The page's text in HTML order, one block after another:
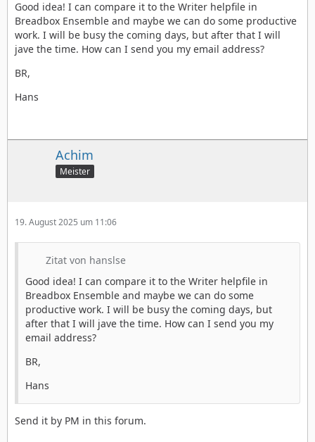
Good idea! I can compare it to the Writer helpfile in
Breadbox Ensemble and maybe we can do some productive
work. I will be busy the coming days, but after that I will
jave the time. How can I send you my email address?
BR,
Hans
Achim
Meister
19. August 2025 um 11:06
Zitat von hanslse
Good idea! I can compare it to the Writer helpfile in
Breadbox Ensemble and maybe we can do some
productive work. I will be busy the coming days, but
after that I will jave the time. How can I send you my
email address?
BR,
Hans
Send it by PM in this forum.